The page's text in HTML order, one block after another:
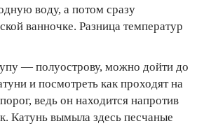
воду, а потом сразу
ванночке. Разница температур
— полуострову, можно дойти до
и посмотреть как проходят на
ведь он находится напротив
Катунь вымыла здесь песчаные